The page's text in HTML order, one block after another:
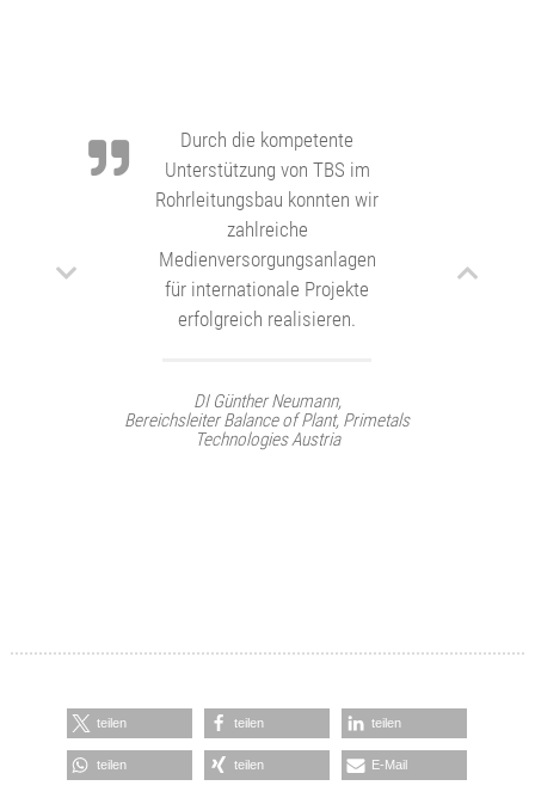
Durch die kompetente
Unterstützung von TBS im
Rohrleitungsbau konnten wir
zahlreiche
Medienversorgungsanlagen
für internationale Projekte
erfolgreich realisieren.
DI Günther Neumann,
Bereichsleiter Balance of Plant, Primetals
Technologies Austria
teilen teilen teilen
teilen teilen E-Mail